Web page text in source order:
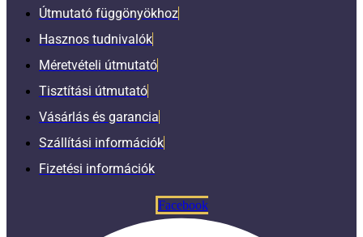
Útmutató függönyökhoz
Hasznos tudnivalók
Méretvételi útmutató
Tisztítási útmutató
Vásárlás és garancia
Szállítási információk
Fizetési információk
Facebook